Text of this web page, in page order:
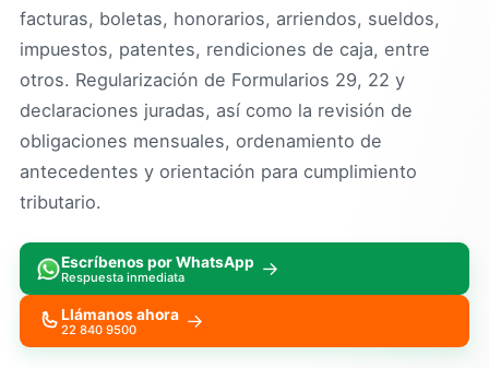
facturas, boletas, honorarios, arriendos, sueldos,
impuestos, patentes, rendiciones de caja, entre
otros. Regularización de Formularios 29, 22 y
declaraciones juradas, así como la revisión de
obligaciones mensuales, ordenamiento de
antecedentes y orientación para cumplimiento
tributario.
Escríbenos por WhatsApp
Respuesta inmediata →
Llámanos ahora
22 840 9500 →